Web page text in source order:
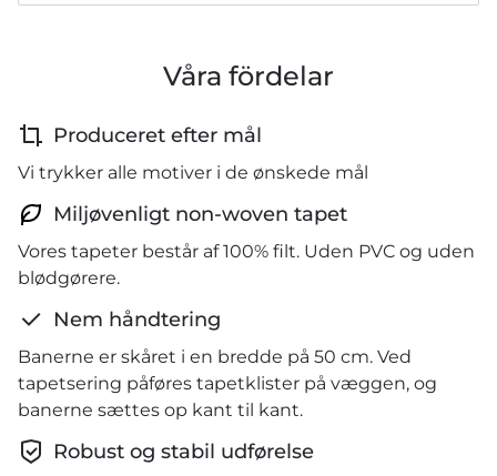
Våra fördelar
Produceret efter mål
Vi trykker alle motiver i de ønskede mål
Miljøvenligt non-woven tapet
Vores tapeter består af 100% filt. Uden PVC og uden
blødgørere.
Nem håndtering
Banerne er skåret i en bredde på 50 cm. Ved
tapetsering påføres tapetklister på væggen, og
banerne sættes op kant til kant.
Robust og stabil udførelse